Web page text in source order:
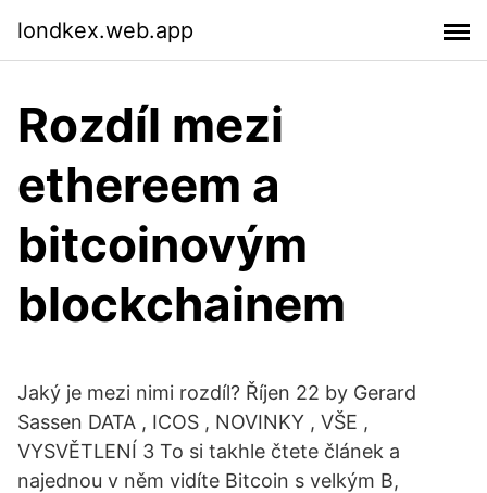
londkex.web.app
Rozdíl mezi
ethereem a
bitcoinovým
blockchainem
Jaký je mezi nimi rozdíl? Říjen 22 by Gerard
Sassen DATA , ICOS , NOVINKY , VŠE ,
VYSVĚTLENÍ 3 To si takhle čtete článek a
najednou v něm vidíte Bitcoin s velkým B,